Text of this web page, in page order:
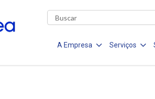
A Empresa Serviços